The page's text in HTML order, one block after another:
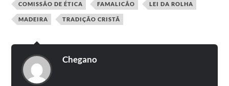
COMISSÃO DE ÉTICA FAMALICÃO LEI DA ROLHA
MADEIRA TRADIÇÃO CRISTÃ
Chegano